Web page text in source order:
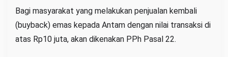
Bagi masyarakat yang melakukan penjualan kembali
(buyback) emas kepada Antam dengan nilai transaksi di
atas Rp10 juta, akan dikenakan PPh Pasal 22.